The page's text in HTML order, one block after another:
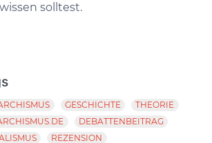
solltest.
GESCHICHTE
THEORIE
DEBATTENBEITRAG
REZENSION